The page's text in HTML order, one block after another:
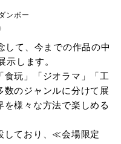
ンボー
して、今までの作品の中
します。
玩」「ジオラマ」「工
のジャンルに分けて展
様々な方法で楽しめる
しており、≪会場限定